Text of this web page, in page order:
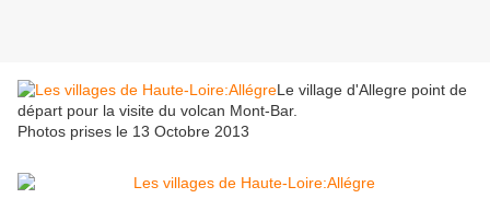
Le village d'Allegre point de
départ pour la visite du volcan Mont-Bar.
Photos prises le 13 Octobre 2013